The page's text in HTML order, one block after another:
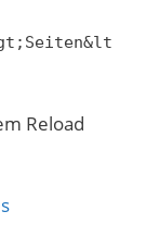
Reload